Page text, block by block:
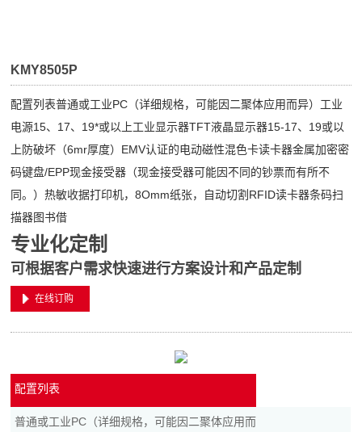
KMY8505P
配置列表普通或工业PC（详细规格，可能因二聚体应用而异）工业
电源15、17、19*或以上工业显示器TFT液晶显示器15-17、19或以
上防破坏（6mr厚度）EMV认证的电动磁性混色卡读卡器金属加密密
码键盘/EPP现金接受器（现金接受器可能因不同的钞票而有所不
同。）热敏收据打印机，8Omm纸张，自动切割RFID读卡器条码扫
描器图书借
专业化定制
可根据客户需求快速进行方案设计和产品定制
在线订购
配置列表
普通或工业PC（详细规格，可能因二聚体应用而